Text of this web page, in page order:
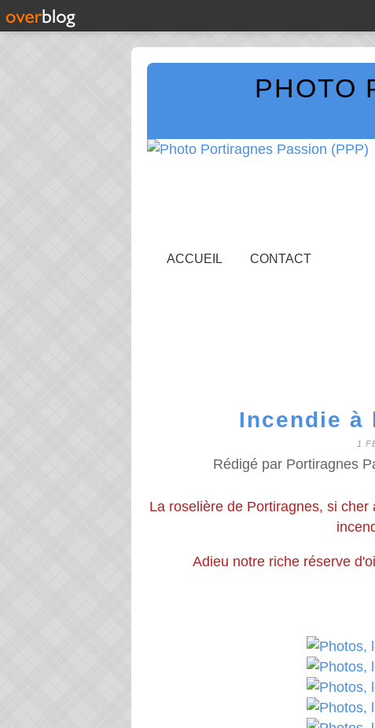
PHOTO
ACCUEIL CONTACT
Incendie à
1
Rédigé par Portiragnes
La roselière de Portiragnes, si
Adieu notre riche réserve